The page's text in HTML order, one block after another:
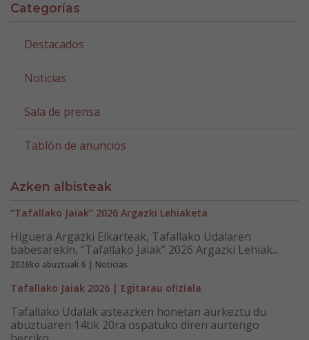
Categorías
Destacados
Noticias
Sala de prensa
Tablón de anuncios
Azken albisteak
“Tafallako Jaiak” 2026 Argazki Lehiaketa
Higuera Argazki Elkarteak, Tafallako Udalaren
babesarekin, “Tafallako Jaiak” 2026 Argazki Lehiak...
2026ko abuztuak 6 | Noticias
Tafallako Jaiak 2026 | Egitarau ofiziala
Tafallako Udalak asteazken honetan aurkeztu du
abuztuaren 14tik 20ra ospatuko diren aurtengo